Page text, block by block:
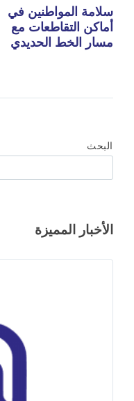
سلامة المواطنين في
أماكن التقاطعات مع
مسار الخط الحديدي
البحث
الأخبار المميزة